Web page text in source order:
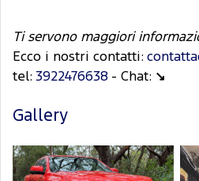
Ti servono maggiori
Ecco i nostri contatti:
tel: 3922476638 - Chat: ↘
Gallery